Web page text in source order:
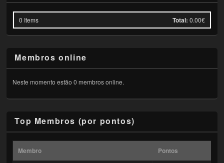
0 Items Total: 0.00€
Membros online
Neste momento estão 0 membros online.
Top Membros (por pontos)
Membro Pontos